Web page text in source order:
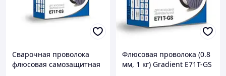
Сварочная проволока
флюсовая самозащитная
Флюсовая проволока (0.8
мм, 1 кг) Gradient E71T-GS